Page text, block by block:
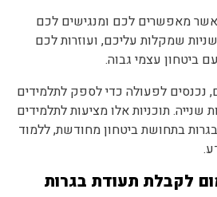
אשר מאפשרים לכם ומנגישים לכם
שמקלות עליכם, ועוזרות לכם
ביטחון עצמי גבוה.
נכנסים לפעולה כדי לספק לתלמידים
שנייה. תוכניות אלו מציעות לתלמידים
בתחושת ביטחון מחודשת, ללמוד
לקבלת תעודת בגרות